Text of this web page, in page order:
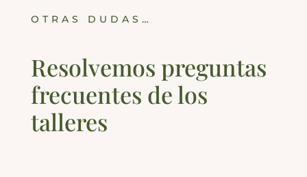
OTRAS DUDAS…
Resolvemos preguntas
frecuentes de los
talleres